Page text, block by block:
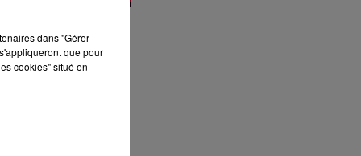
dans "Gérer
que pour
cookies" situé en